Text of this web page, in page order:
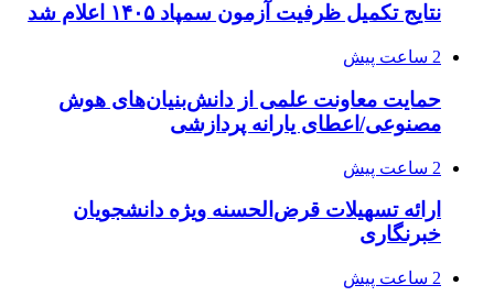
نتایج تکمیل ظرفیت آزمون سمپاد ۱۴۰۵ اعلام شد
2 ساعت پیش
حمایت معاونت علمی از دانش‌بنیان‌های هوش
مصنوعی/اعطای یارانه پردازشی
2 ساعت پیش
ارائه تسهیلات قرض‌الحسنه ویژه دانشجویان
خبرنگاری
2 ساعت پیش